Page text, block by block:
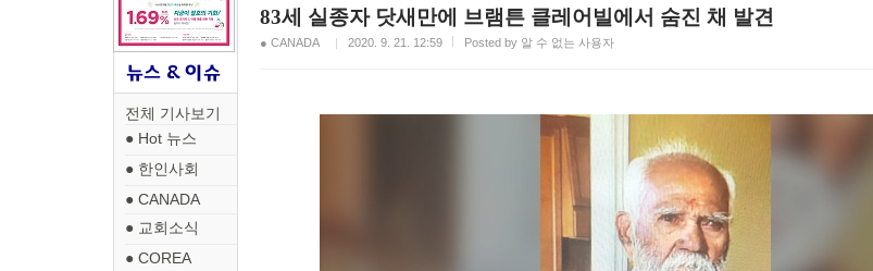
전체 기사보기
● Hot 뉴스
● 한인사회
● CANADA
● 교회소식
● COREA
83세 실종자 닷새만에 브램튼 클레어빌에서 숨진 채 발견
● CANADA 2020. 9. 21. 12:59 Posted by 알 수 없는 사용자